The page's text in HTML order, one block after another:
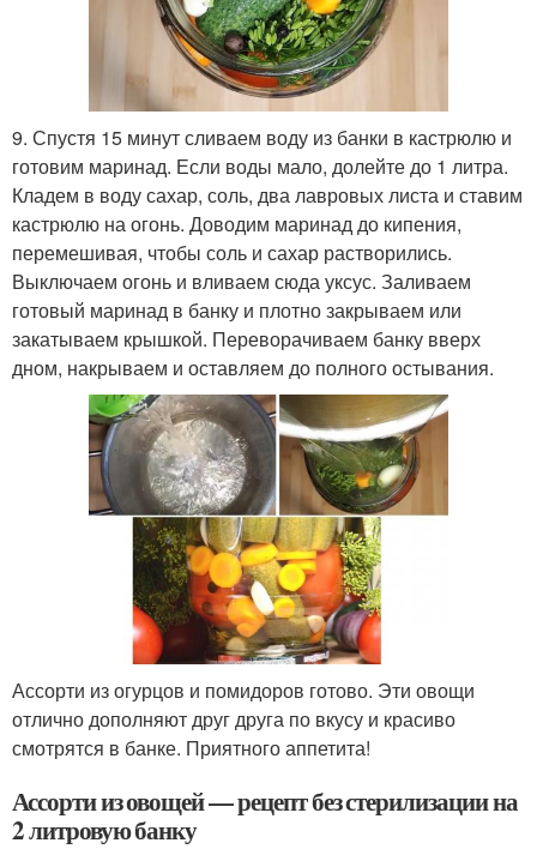
9. Спустя 15 минут сливаем воду из банки в кастрюлю и
готовим маринад. Если воды мало, долейте до 1 литра.
Кладем в воду сахар, соль, два лавровых листа и ставим
кастрюлю на огонь. Доводим маринад до кипения,
перемешивая, чтобы соль и сахар растворились.
Выключаем огонь и вливаем сюда уксус. Заливаем
готовый маринад в банку и плотно закрываем или
закатываем крышкой. Переворачиваем банку вверх
дном, накрываем и оставляем до полного остывания.
Ассорти из огурцов и помидоров готово. Эти овощи
отлично дополняют друг друга по вкусу и красиво
смотрятся в банке. Приятного аппетита!
Ассорти из овощей — рецепт без стерилизации на
2 литровую банку